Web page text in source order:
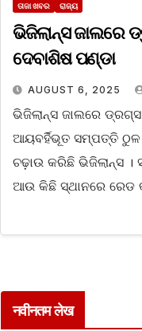
ତାଜା ଖବର ରାଜ୍ୟ
ଭିଜିଲାନ୍ସ
ଦେବାଶିଷ ପଣ୍ଡା
AUGUST 6, 2025
ଭିଜିଲାନ୍ସ ଜାଲରେ
ଆୟବର୍ହିଭୂତ ସମ୍ପତ୍ତି ଠୁଳ
ଚଢ଼ାଉ କରିଛି ଭିଜିଲାନ୍ସ
ଆଉ କିଛି ସ୍ଥାନରେ ରେଡ
नवीनतम लेख